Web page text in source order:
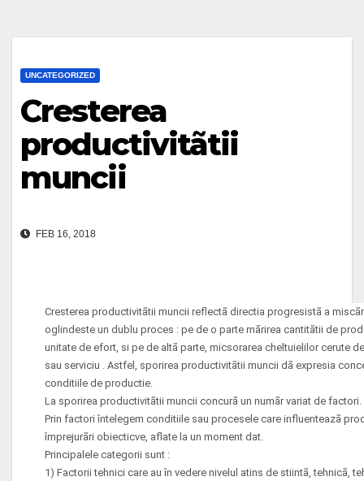
UNCATEGORIZED
Cresterea
productivitãtii
muncii
FEB 16, 2018
Cresterea productivitãtii muncii reflectã directia progresistã a
oglindeste un dublu proces : pe de o parte mãrirea cantitãtii de
unitate de efort, si pe de altã parte, micsorarea cheltuielilor cerute
sau serviciu . Astfel, sporirea productivitãtii muncii dã expresia
conditiile de productie.
La sporirea productivitãtii muncii concurã un numãr variat de factori.
Prin factori întelegem conditiile sau procesele care influenteazã
împrejurãri obiecticve, aflate la un moment dat.
Principalele categorii sunt :
1) Factorii tehnici care au în vedere nivelul atins de stiintã, tehnicã,